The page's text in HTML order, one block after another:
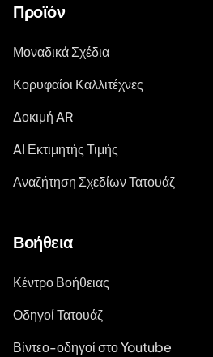
Προϊόν
Μοναδικά Σχέδια
Κορυφαίοι Καλλιτέχνες
Δοκιμή AR
AI Εκτιμητής Τιμής
Αναζήτηση Σχεδίων Τατουάζ
Βοήθεια
Κέντρο Βοήθειας
Οδηγοί Τατουάζ
Βίντεο-οδηγοί στο Youtube